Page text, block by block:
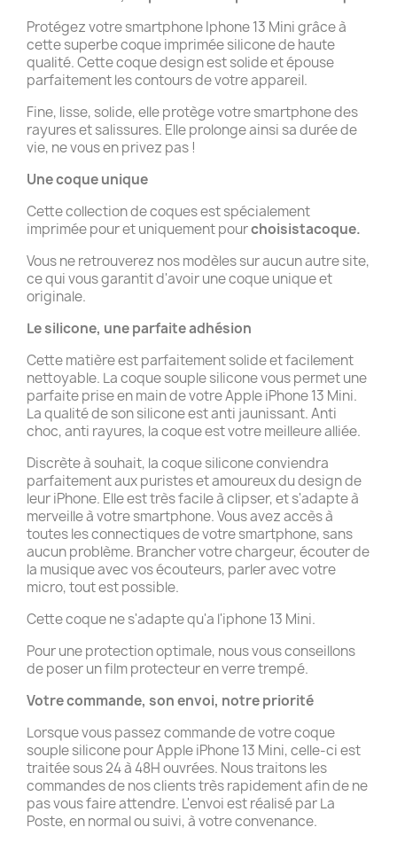
Protégez votre smartphone Iphone 13 Mini grâce à
cette superbe coque imprimée silicone de haute
qualité. Cette coque design est solide et épouse
parfaitement les contours de votre appareil.
Fine, lisse, solide, elle protège votre smartphone des
rayures et salissures. Elle prolonge ainsi sa durée de
vie, ne vous en privez pas !
Une coque unique
Cette collection de coques est spécialement
imprimée pour et uniquement pourchoisistacoque.
Vous ne retrouverez nos modèles sur aucun autre site,
ce qui vous garantit d'avoir une coque unique et
originale.
Le silicone, une parfaite adhésion
Cette matière est parfaitement solide et facilement
nettoyable. La coque souple silicone vous permet une
parfaite prise en main de votre Apple iPhone 13 Mini.
La qualité de son silicone est anti jaunissant. Anti
choc, anti rayures, la coque est votre meilleure alliée.
Discrète à souhait, la coque silicone conviendra
parfaitement aux puristes et amoureux du design de
leur iPhone. Elle est très facile à clipser, et s'adapte à
merveille à votre smartphone. Vous avez accès à
toutes les connectiques de votre smartphone, sans
aucun problème. Brancher votre chargeur, écouter de
la musique avec vos écouteurs, parler avec votre
micro, tout est possible.
Cette coque ne s'adapte qu'a l'iphone 13 Mini.
Pour une protection optimale, nous vous conseillons
de poser un film protecteur en verre trempé.
Votre commande, son envoi, notre priorité
Lorsque vous passez commande de votre coque
souple silicone pour Apple iPhone 13 Mini, celle-ci est
traitée sous 24 à 48H ouvrées. Nous traitons les
commandes de nos clients très rapidement afin de ne
pas vous faire attendre. L'envoi est réalisé par La
Poste, en normal ou suivi, à votre convenance.